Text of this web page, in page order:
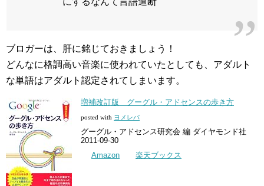
ブロガーは、肝に銘じておきましょう！
どんなに格調高い音楽に使われていたとしても、アダルト
な単語はアダルト認定されてしまいます。
増補改訂版 グーグル・アドセンスの歩き方
posted with ヨメレバ
グーグル・アドセンス研究会 編 ダイヤモンド社
2011-09-30
Amazon
楽天ブックス